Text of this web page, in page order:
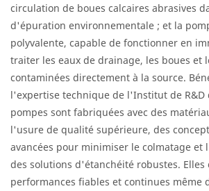
circulation de boues calcaires abrasives
d'épuration environnementale ; et la
polyvalente, capable de fonctionner en
traiter les eaux de drainage, les boues et
contaminées directement à la source.
l'expertise technique de l'Institut de R&D
pompes sont fabriquées avec des
l'usure de qualité supérieure, des
avancées pour minimiser le colmatage et
des solutions d'étanchéité robustes. Elles
performances fiables et continues même